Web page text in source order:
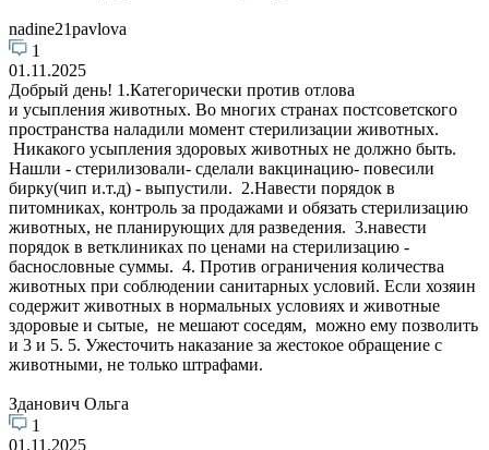
nadine21pavlova
1
01.11.2025
Добрый день! 1.Категорически против отлова
и усыпления животных. Во многих странах постсоветского
пространства наладили момент стерилизации животных.
Никакого усыпления здоровых животных не должно быть.
Нашли - стерилизовали- сделали вакцинацию- повесили
бирку(чип и.т.д) - выпустили. 2.Навести порядок в
питомниках, контроль за продажами и обязать стерилизацию
животных, не планирующих для разведения. 3.навести
порядок в ветклиниках по ценами на стерилизацию -
баснословные суммы. 4. Против ограничения количества
животных при соблюдении санитарных условий. Если хозяин
содержит животных в нормальных условиях и животные
здоровые и сытые, не мешают соседям, можно ему позволить
и 3 и 5. 5. Ужесточить наказание за жестокое обращение с
животными, не только штрафами.
Зданович Ольга
1
01.11.2025